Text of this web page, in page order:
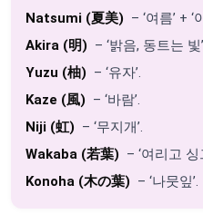
Natsumi (夏美) – ‘여름’ + ‘
Akira (明) – ‘밝음, 동트는 빛’.
Yuzu (柚) – ‘유자’.
Kaze (風) – ‘바람’.
Niji (虹) – ‘무지개’.
Wakaba (若葉) – ‘여리고 싱
Konoha (木の葉) – ‘나뭇잎’.